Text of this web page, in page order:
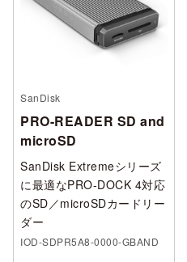
SanDisk
PRO-READER SD and
microSD
SanDisk Extremeシリーズ
に最適なPRO-DOCK 4対応
のSD／microSDカードリー
ダー
IOD-SDPR5A8-0000-GBAND